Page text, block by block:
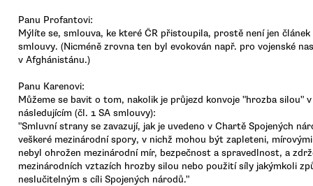
Panu Profantovi:
Mýlíte se, smlouva, ke které ČR přistoupila, prostě není jen
smlouvy. (Nicméně zrovna ten byl evokován např. pro vojenské
v Afghánistánu.)
Panu Karenovi:
Můžeme se bavit o tom, nakolik je průjezd konvoje "hrozba silou"
následujícím (čl. 1 SA smlouvy):
"Smluvní strany se zavazují, jak je uvedeno v Chartě Spojených
veškeré mezinárodní spory, v nichž mohou být zapleteni,
nebyl ohrožen mezinárodní mír, bezpečnost a spravedlnost, a
mezinárodních vztazích hrozby silou nebo použití síly jakýmkoli
neslučitelným s cíli Spojených národů."